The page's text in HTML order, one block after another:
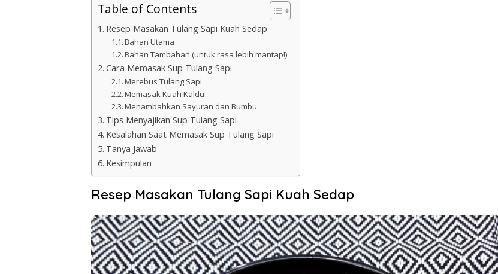
Table of Contents
Resep Masakan Tulang Sapi Kuah Sedap
Bahan Utama
Bahan Tambahan (untuk rasa lebih mantap!)
Cara Memasak Sup Tulang Sapi
Merebus Tulang Sapi
Memasak Kuah Kaldu
Menambahkan Sayuran dan Bumbu
Tips Menyajikan Sup Tulang Sapi
Kesalahan Saat Memasak Sup Tulang Sapi
Tanya Jawab
Kesimpulan
Resep Masakan Tulang Sapi Kuah Sedap